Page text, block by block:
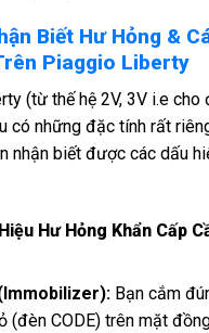
Biết Hư Hỏng &
Piaggio Liberty
(từ thế hệ 2V, 3V i.e cho
có những đặc tính rất
nhận biết được các dấu
Hư Hỏng Khẩn Cấp
Bạn cắm
(đèn CODE) trên mặt